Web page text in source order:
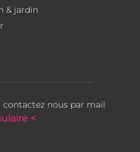
& jardin
nous par mail
<